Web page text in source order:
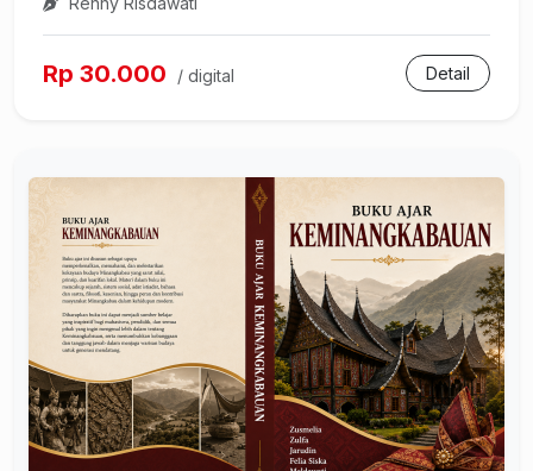
Rp 30.000 / digital Detail